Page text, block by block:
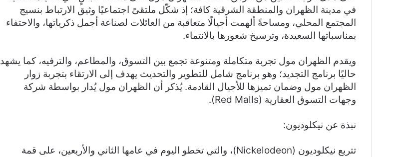
في مدينة الظهران والمنطقة الشرقية كافة؛ إذ شكّل ملتقىً اجتماعيًا وثيق الارتباط بنسيج
المجتمع المحلي، ومساحةً ألهمت أجيالًا متعاقبة من العائلات لصناعة أجمل ذكرياتها، والاحتفاء
بمناسباتها السعيدة، وترسيخ شعورها بالانتماء.
ويقدم الظهران مول تجربة متكاملة ومتنوعة تجمع بين التسوق، والمطاعم، والترفيه، كما يشهد
حاليًا برنامج التجديد؛ وهو برنامج شامل للتطوير والتحديث يهدف إلى الارتقاء بتجربة زوار
الظهران مول وضمان تميزها للأجيال القادمة. يُذكر أن الظهران مول يُدار بواسطة شركة
وجهات التسوق العقارية (Red Malls).
نبذة عن نيكلوديون:
تتربع نيكلوديون (Nickelodeon)، والتي تخطو اليوم في عامها الثاني والأربعين، على قمة